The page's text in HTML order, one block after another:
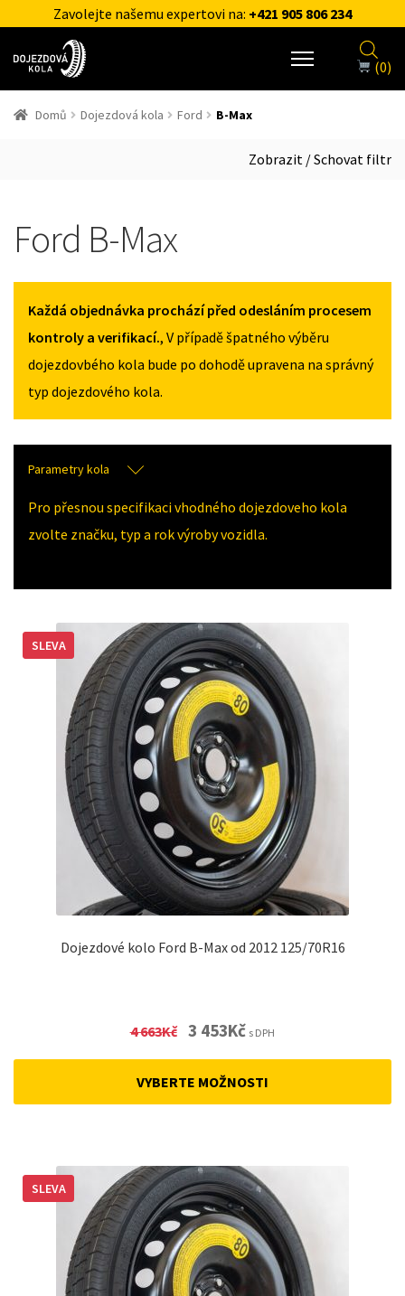
Zavolejte našemu expertovi na: +421 905 806 234
(0)
Domů Dojezdová kola Ford B-Max
Zobrazit / Schovat filtr
Ford B-Max
Každá objednávka prochází před odesláním procesem
kontroly a verifikací., V případě špatného výběru
dojezdovbého kola bude po dohodě upravena na správný
typ dojezdového kola.
Parametry kola
Pro přesnou specifikaci vhodného dojezdoveho kola
zvolte značku, typ a rok výroby vozidla.
Dojezdové kolo Ford B-Max od 2012 125/70R16
SLEVA
4 663Kč Original
3 453KčCurrent
s DPH
VYBERTE MOŽNOSTI
SLEVA